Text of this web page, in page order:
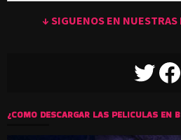
↓ SIGUENOS EN NUESTRAS
TWITTER
¿COMO DESCARGAR LAS PELICULAS EN